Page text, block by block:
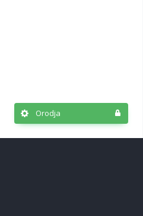
Orodja